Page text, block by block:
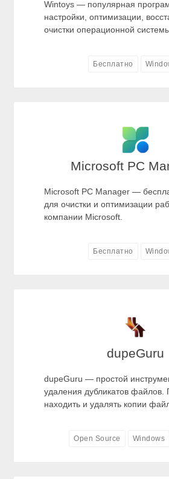
Wintoys — популярная
настройки, оптимизации,
очистки операционной
Бесплатно
Microsoft PC
Microsoft PC Manager —
для очистки и оптимизации
компании Microsoft.
Бесплатно
dupeGuru
dupeGuru — простой
удаления дубликатов файлов.
находить и удалять копии
Open Source Windows